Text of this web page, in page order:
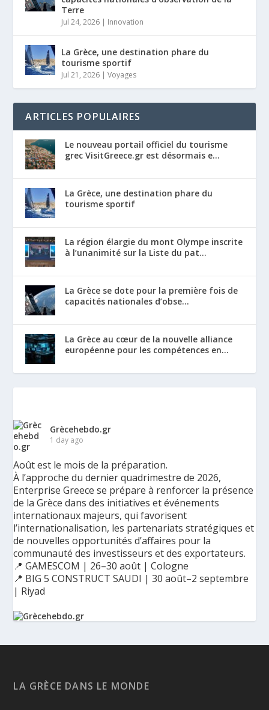
Terre
Jul 24, 2026 | Innovation
La Grèce, une destination phare du
tourisme sportif
Jul 21, 2026 |Voyages
ARTICLES POPULAIRES
Le nouveau portail officiel du tourisme
grec VisitGreece.gr est désormais e...
La Grèce, une destination phare du
tourisme sportif
La région élargie du mont Olympe inscrite
à l’unanimité sur la Liste du pat...
La Grèce se dote pour la première fois de
capacités nationales d’obse...
La Grèce au cœur de la nouvelle alliance
européenne pour les compétences en...
Grècehebdo.gr
1 day ago
Août est le mois de la préparation.
À l’approche du dernier quadrimestre de 2026,
Enterprise Greece se prépare à renforcer la présence
de la Grèce dans des initiatives et événements
internationaux majeurs, qui favorisent
l’internationalisation, les partenariats stratégiques et
de nouvelles opportunités d’affaires pour la
communauté des investisseurs et des exportateurs.
📍 GAMESCOM | 26–30 août | Cologne
📍 BIG 5 CONSTRUCT SAUDI | 30 août–2 septembre
| Riyad
Ελλάδας σε διεθνείς δράσεις, που ενισχύουν την
εξωστρέφεια, τις συνεργασίες και τις νέες επιχειρηματικές
LA GRÈCE DANS LE MONDE